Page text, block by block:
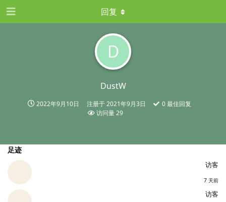
D
DustW
2022年9月10日 注册于2021年9月3日 0最佳回复
访问量29
回复
足迹
访客
7 天前
访客